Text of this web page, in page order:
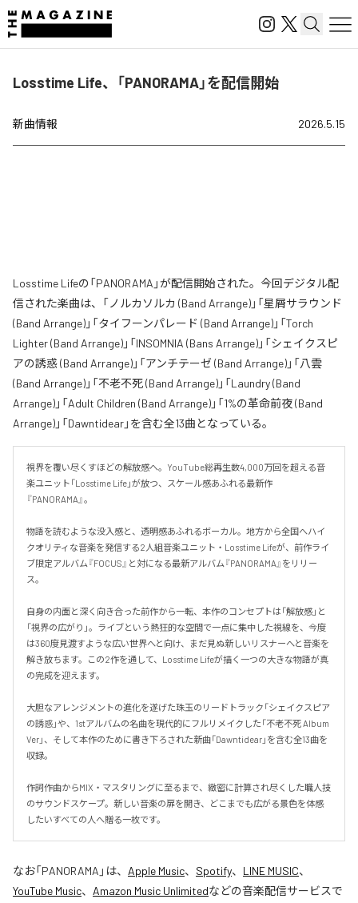
Losstime Life、「PANORAMA」を配信開始
新曲情報 2026.5.15
Losstime Lifeの「PANORAMA」が配信開始された。今回デジタル配
信された楽曲は、「ノルカソルカ (Band Arrange)」「星屑サラウンド
(Band Arrange)」「タイフーンパレード (Band Arrange)」「Torch
Lighter (Band Arrange)」「INSOMNIA (Bans Arrange)」「シェイクスピ
アの誘惑 (Band Arrange)」「アンチテーゼ (Band Arrange)」「八雲
(Band Arrange)」「不老不死 (Band Arrange)」「Laundry (Band
Arrange)」「Adult Children (Band Arrange)」「1%の革命前夜 (Band
Arrange)」「Dawntidear」を含む全13曲となっている。
視界を覆い尽くすほどの解放感へ。YouTube総再生数4,000万回を超える音
楽ユニット「Losstime Life」が放つ、スケール感あふれる最新作
『PANORAMA』。
物語を読むような没入感と、透明感あふれるボーカル。地方から全国へハイ
クオリティな音楽を発信する2人組音楽ユニット・Losstime Lifeが、前作ライ
ブ限定アルバム『FOCUS』と対になる最新アルバム『PANORAMA』をリリー
ス。
自身の内面と深く向き合った前作から一転、本作のコンセプトは「解放感」と
「視界の広がり」。ライブという熱狂的な空間で一点に集中した視線を、今度
は360度見渡すような広い世界へと向け、まだ見ぬ新しいリスナーへと音楽を
解き放ちます。この2作を通して、Losstime Lifeが描く一つの大きな物語が真
の完成を迎えます。
大胆なアレンジメントの進化を遂げた珠玉のリードトラック「シェイクスピア
の誘惑」や、1stアルバムの名曲を現代的にフルリメイクした「不老不死 Album
Ver」、そして本作のために書き下ろされた新曲「Dawntidear」を含む全13曲を
収録。
作詞作曲からMIX・マスタリングに至るまで、緻密に計算され尽くした職人技
のサウンドスケープ。新しい音楽の扉を開き、どこまでも広がる景色を体感
したいすべての人へ贈る一枚です。
なお「PANORAMA 」は、 Apple Music、 Spotify、 LINE MUSIC、
YouTube Music、 Amazon Music Unlimitedなどの音楽配信サービスで